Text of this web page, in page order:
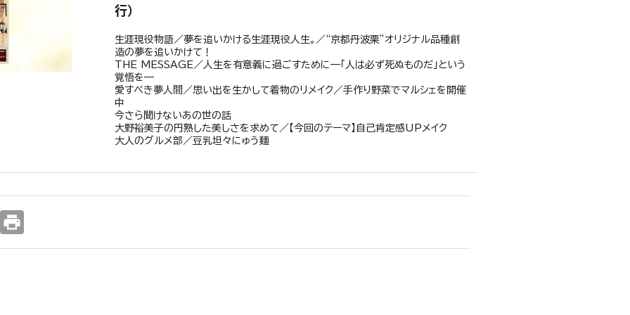
行）
生涯現役物語／夢を追いかける生涯現役人生。／“京都丹波栗”オリジナル品種創
造の夢を追いかけて！
THE MESSAGE／人生を有意義に過ごすために—「人は必ず死ぬものだ」という
覚悟を—
愛すべき夢人間／思い出を生かして着物のリメイク／手作り野菜でマルシェを開催
中
今さら聞けないあの世の話
大野裕美子の円熟した美しさを求めて／【今回のテーマ】自己肯定感UPメイク
大人のグルメ部／豆乳坦々にゅう麺
print